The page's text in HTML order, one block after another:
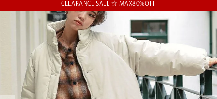
CLEARANCE SALE ☆ MAX80%OFF